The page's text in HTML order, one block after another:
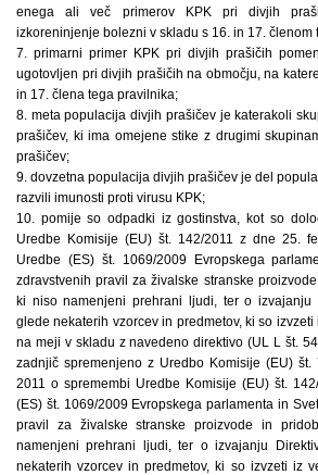
enega ali več primerov KPK pri divjih
izkoreninjenje bolezni v skladu s 16. in 17. členom
7. primarni primer KPK pri divjih prašičih
ugotovljen pri divjih prašičih na območju, na
in 17. člena tega pravilnika;
8. meta populacija divjih prašičev je katerakoli
prašičev, ki ima omejene stike z drugimi
prašičev;
9. dovzetna populacija divjih prašičev je del
razvili imunosti proti virusu KPK;
10. pomije so odpadki iz gostinstva, kot so
Uredbe Komisije (EU) št. 142/2011 z dne 25.
Uredbe (ES) št. 1069/2009 Evropskega
zdravstvenih pravil za živalske stranske
ki niso namenjeni prehrani ljudi, ter o izvajanju
glede nekaterih vzorcev in predmetov, ki so
na meji v skladu z navedeno direktivo (UL L št.
zadnjič spremenjeno z Uredbo Komisije (EU)
2011 o spremembi Uredbe Komisije (EU) št.
(ES) št. 1069/2009 Evropskega parlamenta in
pravil za živalske stranske proizvode in
namenjeni prehrani ljudi, ter o izvajanju
nekaterih vzorcev in predmetov, ki so izvzeti iz